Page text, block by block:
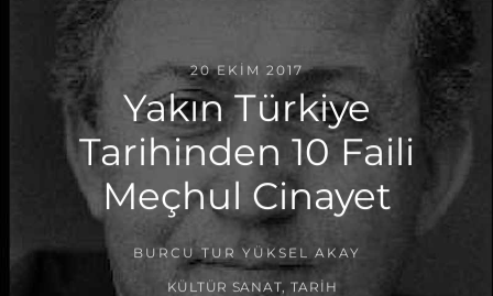
20 EKIM 2017
Yakın Türkiye
Tarihinden 10 Faili
Meçhul Cinayet
BURCU TUR YÜKSEL AKAY
KÜLTÜR SANAT TARIH